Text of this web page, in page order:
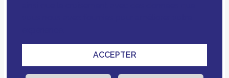
ACCEPTER